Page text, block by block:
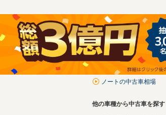
ノートの中古車相場
他の車種から中古車を探す